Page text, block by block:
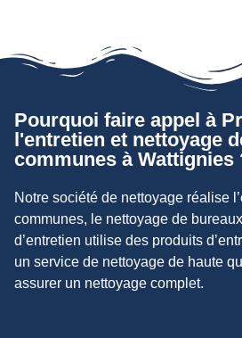
Pourquoi faire appel à
l'entretien et nettoyage
communes à Wattignies
Notre société de nettoyage réalise
communes, le nettoyage de
d’entretien utilise des produits
un service de nettoyage de haute
assurer un nettoyage complet.